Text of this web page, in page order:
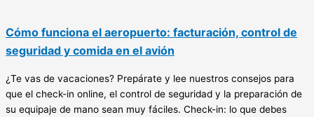
Cómo funciona el aeropuerto: facturación, control de
seguridad y comida en el avión
¿Te vas de vacaciones? Prepárate y lee nuestros consejos para
que el check-in online, el control de seguridad y la preparación de
su equipaje de mano sean muy fáciles. Check-in: lo que debes